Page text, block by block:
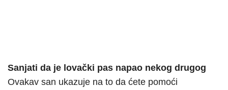
Sanjati da je lovački pas napao nekog drugog
Ovakav san ukazuje na to da ćete pomoći